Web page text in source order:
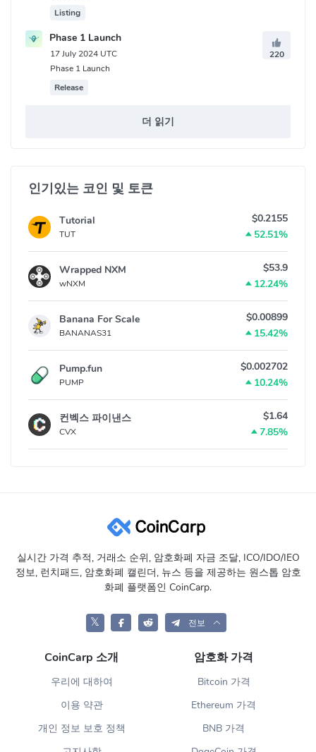
Listing
Phase 1 Launch
17 July 2024 UTC
220
Phase 1 Launch
Release
더 읽기
인기있는 코인 및 토큰
Tutorial
TUT
$0.2155
52.51%
Wrapped NXM
wNXM
$53.9
12.24%
Banana For Scale
BANANAS31
$0.00899
15.42%
Pump.fun
PUMP
$0.002702
10.24%
컨벡스 파이낸스
CVX
$1.64
7.85%
실시간 가격 추적, 거래소 순위, 암호화폐 자금 조달, ICO/IDO/IEO
정보, 런치패드, 암호화폐 캘린더, 뉴스 등을 제공하는 원스톱 암호
화폐 플랫폼인 CoinCarp.
𝕏 전보
CoinCarp 소개
우리에 대하여
이용 약관
개인 정보 보호 정책
암호화 가격
Bitcoin 가격
Ethereum 가격
BNB 가격